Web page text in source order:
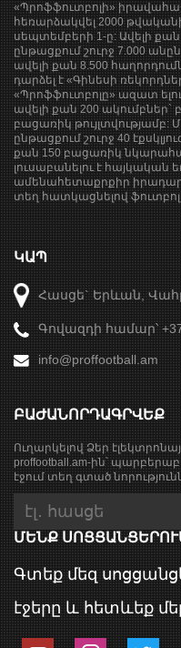
«Պրոֆֆուտբոլի»
հեռարձակվել 2000
սեպտեմբերի 1-ը: Ավելի քան
ընթացքում շուրջ 7.000
ավելի քան 8.500
դարձել է «Գինեսի
«Պրոֆֆուտբոլը» ազատ
ավելի քան 200
բացառիկ թույլտվությամբ:
ընթացքում շուրջ 40
քան 150 բացառիկ
լուսաբանելու է հայկական
ամենահետաքրքիր
տեղ հատկացնելով
ԿԱՊ
Հասցե` Երևան,
Գովազդի համար՝
info@proffootball.am
ԲԱԺԱՆՈՐԴԱԳՐՎԵՔ
Ուղարկելով Ձեր
proffootball.am-ին՝
էջում տեղ գտած
ՄԵՆՔ
Գտեք մեզ
էջերը և հետևեք